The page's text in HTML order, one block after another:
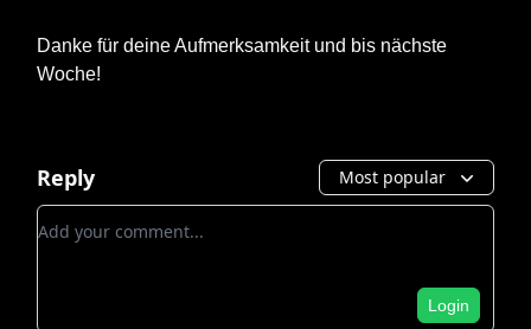
Danke für deine Aufmerksamkeit und bis nächste
Woche!
Reply Most popular
Add your comment
Login